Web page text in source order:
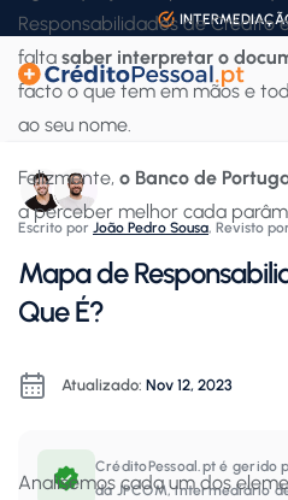
Escrito por João Pedro Sousa, Revisto por
Mapa de
Que É?
Atualizado: Nov 12, 2023
CréditoPessoal.pt é gerido
da JPCOM, intermediário
Responsabilidades de Crédito
falta saber interpretar o
facto o que tem em mãos e
ao seu nome.
Felizmente, o Banco de
a perceber melhor cada
Analisemos cada um dos